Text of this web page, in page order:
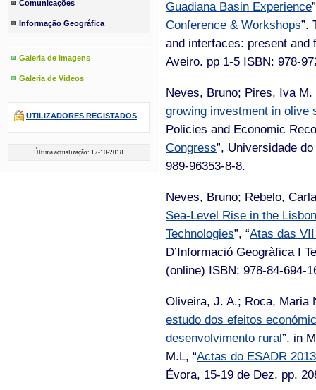
Guadiana Basin Experience
Conference & Workshops”.
and interfaces: present and
Aveiro. pp 1-5 ISBN: 978-
Neves, Bruno; Pires, Iva M.
growing investment in olive
Policies and Economic
Congress”, Universidade
989-96353-8-8.
Neves, Bruno; Rebelo,
Sea-Level Rise in the
Technologies”, “Atas das
D’Informació Geogràfica I
(online) ISBN: 978-84-694-
Oliveira, J. A.; Roca, Maria
estudo dos efeitos
desenvolvimento rural”, in
M.L, “Actas do ESADR 2013
Évora, 15-19 de Dez. pp.
Comunicações
Informação Geográfica
Galeria de Imagens
Galeria de Videos
UTILIZADORES REGISTADOS
Última actualização: 17-10-2018